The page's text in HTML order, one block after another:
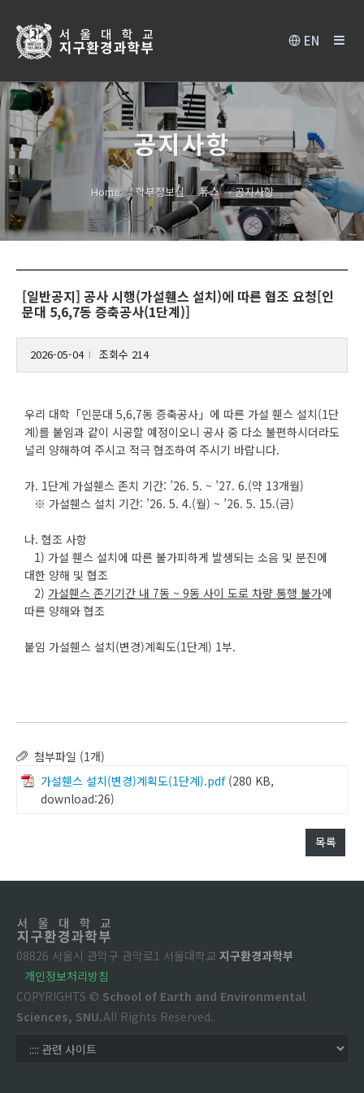
EN
공지사항
Home 학부정보실 뉴스 공지사항
[일반공지] 공사 시행(가설휀스 설치)에 따른 협조 요청[인
문대 5,6,7동 증축공사(1단계)]
2026-05-04 조회수 214
우리 대학「인문대 5,6,7동 증축공사」에 따른 가설 휀스 설치(1단
계)를 붙임과 같이 시공할 예정이오니 공사 중 다소 불편하시더라도
널리 양해하여 주시고 적극 협조하여 주시기 바랍니다.
가. 1단계 가설휀스 존치 기간: ’26. 5. ~ ’27. 6.(약 13개월)
※ 가설휀스 설치 기간: ’26. 5. 4.(월) ~ ’26. 5. 15.(금)
나. 협조 사항
1) 가설 휀스 설치에 따른 불가피하게 발생되는 소음 및 분진에
대한 양해 및 협조
2) 가설휀스 존기기간 내 7동 ~ 9동 사이 도로 차량 통행 불가에
따른 양해와 협조
붙임 가설휀스 설치(변경)계획도(1단계) 1부.
첨부파일 (1개)
가설휀스 설치(변경)계획도(1단계).pdf (280 KB,
download:26)
목록
08826 서울시 관악구 관악로1 서울대학교 지구환경과학부
개인정보처리방침
COPYRIGHTS © School of Earth and Environmental
Sciences, SNU.All Rights Reserved.